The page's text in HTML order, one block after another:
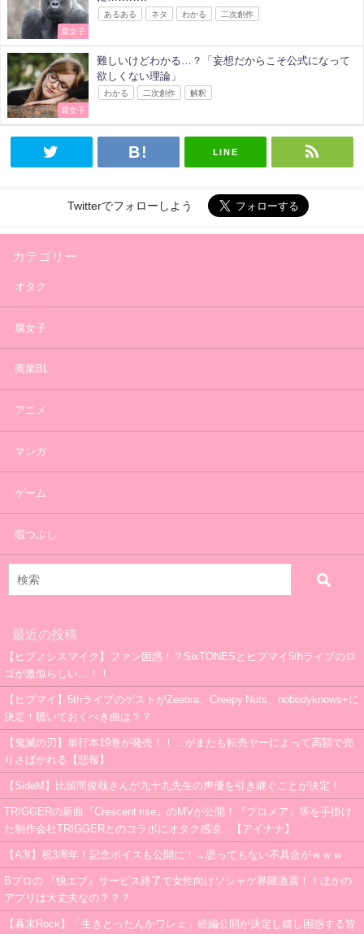
腐女子
あるある ネタ わかる 二次創作
腐女子
難しいけどわかる…？「妄想だからこそ公式になって
欲しくない理論」
わかる 二次創作 解釈
LINE
Twitterでフォローしよう
カテゴリー
オタク
腐女子
商業BL
アニメ
マンガ
ゲーム
暇つぶし
最近の投稿
【ヒプノシスマイク】ファン困惑！？SixTONESとヒプマイ5thライブのロ
ゴが激似らしい…！！
【ヒプマイ】5thライブのゲストがZeebra、Creepy Nuts、nobodyknows+に
決定！聴いておくべき曲は？？
【鬼滅の刃】単行本19巻が発売！！…がまたも転売ヤーによって高額で売
りさばかれる【悲報】
【SideM】比留間俊哉さんが九十九先生の声優を引き継ぐことが決定！
TRIGGERの新曲『Crescent rise』のMVが公開！『プロメア』等を手掛け
た制作会社TRIGGERとのコラボにオタク感涙…【アイナナ】
【A3!】祝3周年！記念ボイスも公開に！→思ってもない不具合がｗｗｗ
Bプロの 『快エブ』サービス終了で女性向けソシャゲ界隈激震！！ほかの
アプリは大丈夫なの？？？
【幕末Rock】「生きとったんかワレェ」続編公開が決定し嬉し困惑する皆